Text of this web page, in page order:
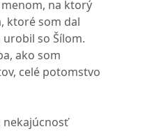
na ktorý
ktoré som dal
so Šílom.
ako som
celé potomstvo
nekajúcnosť